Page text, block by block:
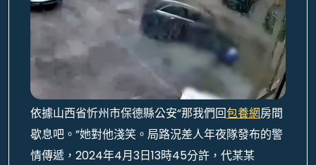
依據山西省忻州市保德縣公安“那我們回包養網房間
歇息吧。”她對他淺笑。局路況差人年夜隊發布的警
情傳遞，2024年4月3日13時45分許，代某某